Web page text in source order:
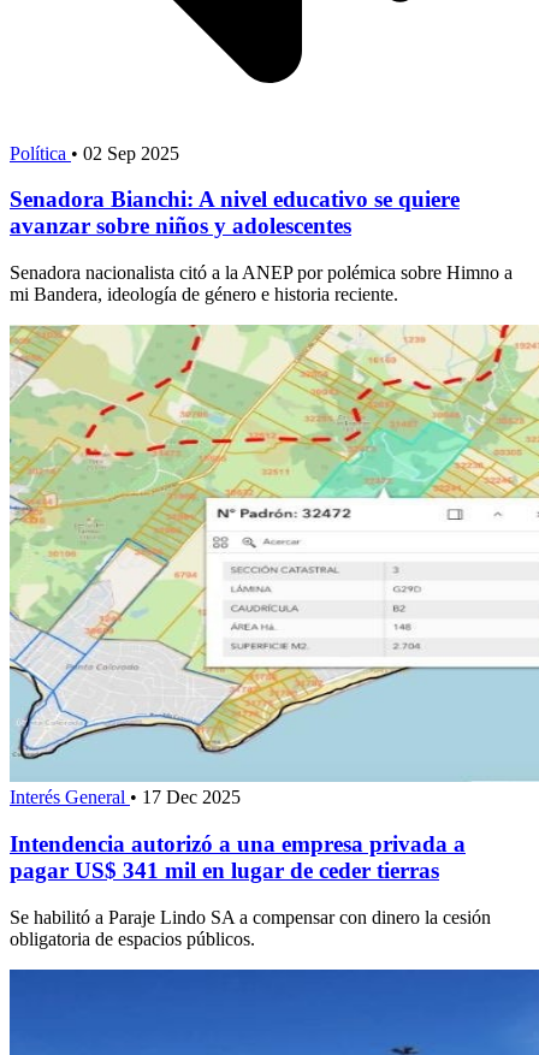
Política • 02 Sep 2025
Senadora Bianchi: A nivel educativo se quiere
avanzar sobre niños y adolescentes
Senadora nacionalista citó a la ANEP por polémica sobre Himno a
mi Bandera, ideología de género e historia reciente.
Interés General • 17 Dec 2025
Intendencia autorizó a una empresa privada a
pagar US$ 341 mil en lugar de ceder tierras
Se habilitó a Paraje Lindo SA a compensar con dinero la cesión
obligatoria de espacios públicos.